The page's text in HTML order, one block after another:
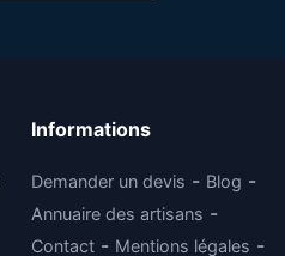
Informations
Demander un devis - Blog -
Annuaire des artisans -
Contact - Mentions légales -